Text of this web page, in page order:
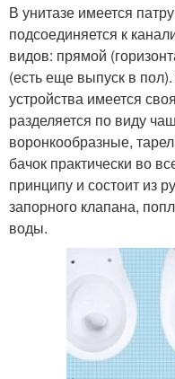
В унитазе имеется
подсоединяется к
видов: прямой
(есть еще выпуск в
устройства имеется
разделяется по виду
воронкообразные,
бачок практически во
принципу и состоит из
запорного клапана,
воды.